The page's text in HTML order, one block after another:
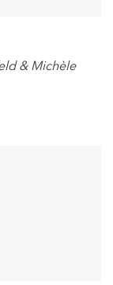
& Michèle